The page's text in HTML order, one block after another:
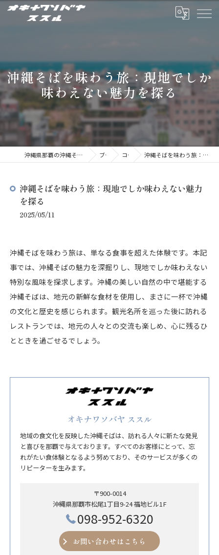
沖縄そばを味わう旅：現地でしか
味わえない魅力を探る
沖縄県那覇の沖縄そばならオキナワソバヤ ススル ブログ コラム 沖縄そばを味わう旅：現地でしか味わえない魅力を探る
沖縄そばを味わう旅：現地でしか味わえない魅力
を探る
2025/05/11
沖縄そばを味わう旅は、単なる食事を超えた体験です。本記
事では、沖縄そばの魅力を深掘りし、現地でしか味わえない
特別な風味を探求します。沖縄の美しい自然の中で堪能する
沖縄そばは、地元の新鮮な食材を使用し、まさに一杯で沖縄
の文化と歴史を感じられます。観光名所を巡った後に訪れる
レストランでは、地元の人々との交流も楽しめ、心に残るひ
とときを過ごせるでしょう。
オキナワソバヤ ススル
地域の食文化を反映した沖縄そばは、訪れる人々に新たな発見
と喜びを那覇で与えております。すべてのお客様にとって、忘
れがたい食体験となるよう努めており、そのサービスが多くの
リピーターを生みます。
〒900-0014
沖縄県那覇市松尾1丁目9-24 福地ビル1F
098-952-6320
お問い合わせはこちら